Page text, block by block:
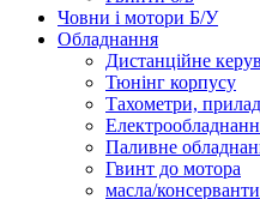
Човни і мотори Б/У
Обладнання
Дистанційне
Тюнінг корпусу
Тахометри,
Паливне
Гвинт до мотора
масла/консерванти